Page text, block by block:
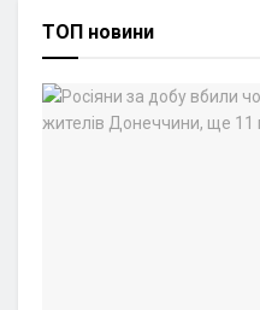
ТОП новини